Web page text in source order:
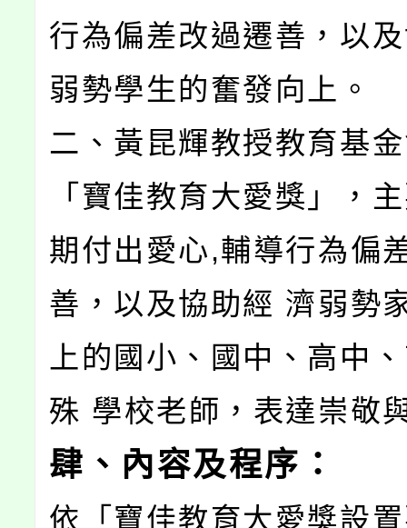
行為偏差改過遷善，以
弱勢學生的奮發向上。
二、黃昆輝教授教育基
「寶佳教育大愛獎」，
期付出愛心,輔導行為偏
善，以及協助經 濟弱勢
上的國小、國中、高中
殊 學校老師，表達崇敬
肆、內容及程序：
依「寶佳教育大愛獎設